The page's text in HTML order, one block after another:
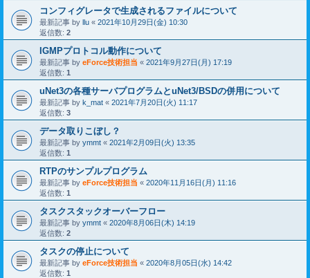
コンフィグレータで生成されるファイルについて
最新記事 by llu « 2021年10月29日(金) 10:30
返信数: 2
IGMPプロトコル動作について
最新記事 by eForce技術担当 « 2021年9月27日(月) 17:19
返信数: 1
uNet3の各種サーバプログラムとuNet3/BSDの併用について
最新記事 by k_mat « 2021年7月20日(火) 11:17
返信数: 3
データ取りこぼし？
最新記事 by ymmt « 2021年2月09日(火) 13:35
返信数: 1
RTPのサンプルプログラム
最新記事 by eForce技術担当 « 2020年11月16日(月) 11:16
返信数: 1
タスクスタックオーバーフロー
最新記事 by ymmt « 2020年8月06日(木) 14:19
返信数: 2
タスクの停止について
最新記事 by eForce技術担当 « 2020年8月05日(水) 14:42
返信数: 1